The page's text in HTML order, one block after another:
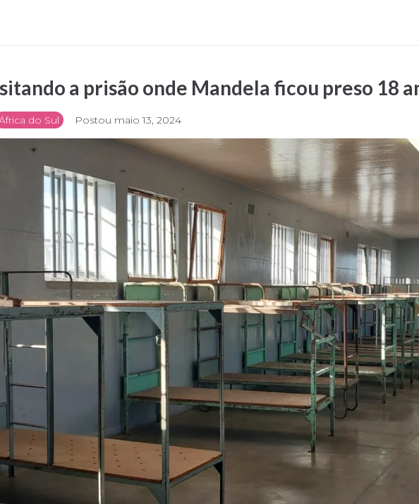
a prisão onde Mandela ficou preso 18
do Sul Postou maio 13, 2024